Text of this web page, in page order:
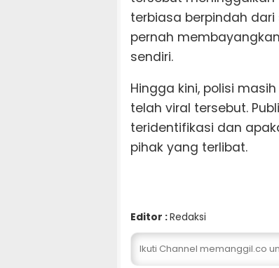
terbiasa berpindah
pernah
sendiri.
Hingga kini, polisi
telah viral tersebut.
teridentifikasi dan
pihak yang terlibat.
Editor :Redaksi
Ikuti Channel memanggil.co